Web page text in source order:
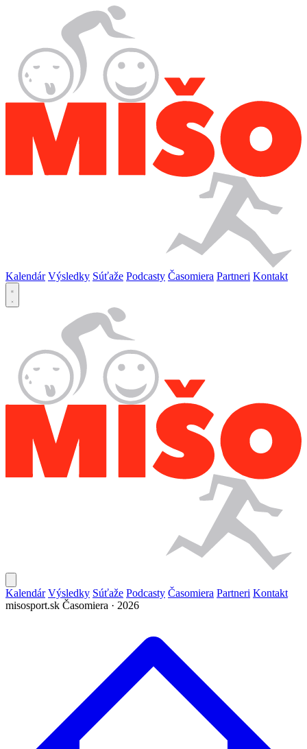
Kalendár Výsledky Súťaže Podcasty Časomiera Partneri Kontakt
Kalendár Výsledky Súťaže Podcasty Časomiera Partneri Kontakt
misosport.sk Časomiera · 2026